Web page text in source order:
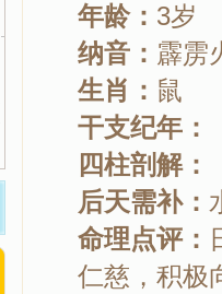
年龄： 3岁
纳音：
生肖：
干支纪年
四柱剖解
后天需补：
命理点评：
仁慈，积极